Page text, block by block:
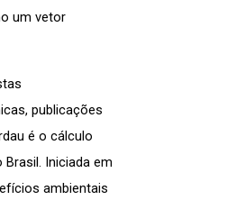
um vetor
publicações
é o cálculo
Iniciada em
ambientais